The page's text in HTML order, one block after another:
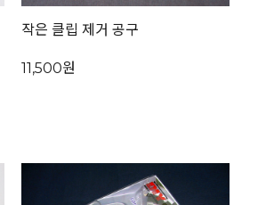
작은 클립 제거 공구
11,500원